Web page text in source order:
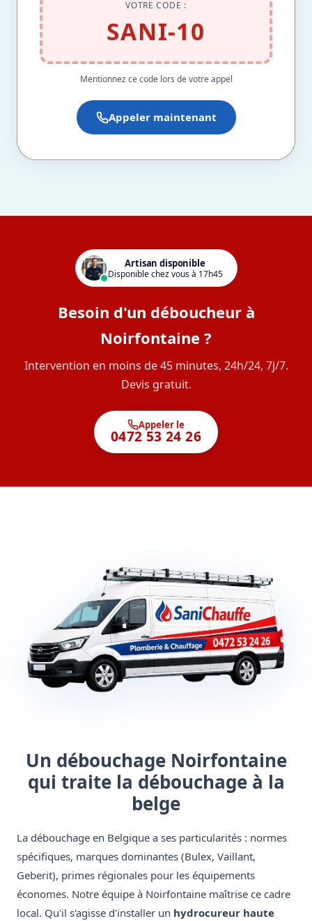
VOTRE CODE :
SANI-10
Mentionnez ce code lors de votre appel
Appeler maintenant
Artisan disponible
Disponible chez vous à 17h45
Besoin d'un déboucheur à
Noirfontaine ?
Intervention en moins de 45 minutes, 24h/24, 7j/7.
Devis gratuit.
Appeler le
0472 53 24 26
Un débouchage Noirfontaine
qui traite la débouchage à la
belge
La débouchage en Belgique a ses particularités : normes
spécifiques, marques dominantes (Bulex, Vaillant,
Geberit), primes régionales pour les équipements
économes. Notre équipe à Noirfontaine maîtrise ce cadre
local. Qu'il s'agisse d'installer un hydrocureur haute